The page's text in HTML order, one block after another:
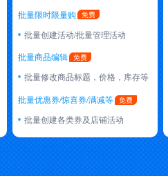
批量限时限量购
批量创建活动/批量管理活动
批量商品编辑
批量修改商品标题，价格，库存等
批量优惠券/惊喜券/满减等
批量创建各类券及店铺活动